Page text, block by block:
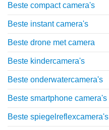
Beste compact camera's
Beste instant camera's
Beste drone met camera
Beste kindercamera's
Beste onderwatercamera's
Beste smartphone camera's
Beste spiegelreflexcamera's